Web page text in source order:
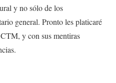
y no sólo de los
general. Pronto les platicaré
y con sus mentiras